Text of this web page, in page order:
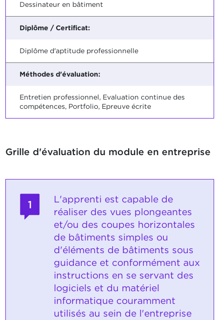
Dessinateur en bâtiment
Diplôme / Certificat:
Diplôme d'aptitude professionnelle
Méthodes d'évaluation:
Entretien professionnel, Evaluation continue des
compétences, Portfolio, Epreuve écrite
Grille d'évaluation du module en entreprise
1
L'apprenti est capable de
réaliser des vues plongeantes
et/ou des coupes horizontales
de bâtiments simples ou
d'éléments de bâtiments sous
guidance et conformément aux
instructions en se servant des
logiciels et du matériel
informatique couramment
utilisés au sein de l'entreprise